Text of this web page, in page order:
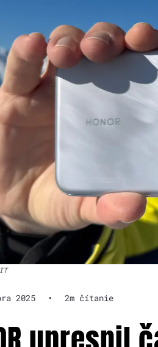
2025 • 2m čítanie